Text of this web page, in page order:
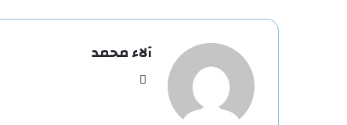
آلاء محمد